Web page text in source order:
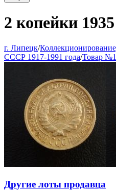
2 копейки
г. Липецк/
СССР 1917-1991 года/Товар
Другие лоты продавца